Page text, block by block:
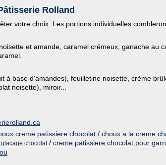
Rolland
votre choix. Les portions individuelles
et amande, caramel crémeux, ganache au
à base d'amandes), feuilletine noisette, crème
noisette), miroir...
creme patissiere chocolat / choux a la creme
chocolat/ creme patissiere chocolat pour